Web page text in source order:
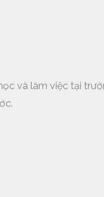
và làm việc tại